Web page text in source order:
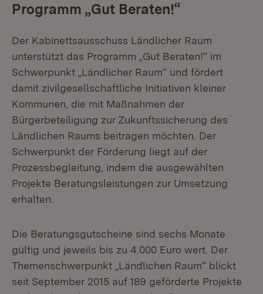
Programm „Gut Beraten!“
Der Kabinettsausschuss Ländlicher Raum
unterstützt das Programm „Gut Beraten!“ im
Schwerpunkt „Ländlicher Raum“ und fördert
damit zivilgesellschaftliche Initiativen kleiner
Kommunen, die mit Maßnahmen der
Bürgerbeteiligung zur Zukunftssicherung des
Ländlichen Raums beitragen möchten. Der
Schwerpunkt der Förderung liegt auf der
Prozessbegleitung, indem die ausgewählten
Projekte Beratungsleistungen zur Umsetzung
erhalten.
Die Beratungsgutscheine sind sechs Monate
gültig und jeweils bis zu 4.000 Euro wert. Der
Themenschwerpunkt „Ländlichen Raum“ blickt
seit September 2015 auf 189 geförderte Projekte